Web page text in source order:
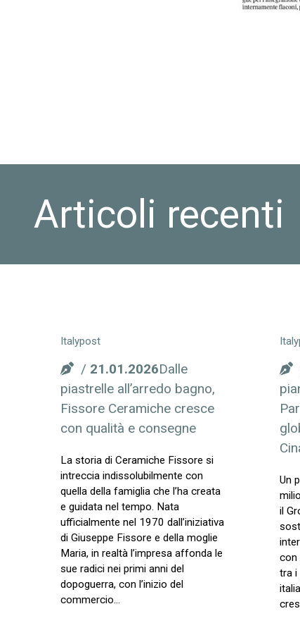
Articoli recenti
Italypost
21.01.2026Dalle
piastrelle all’arredo bagno,
Fissore Ceramiche cresce
con qualità e consegne
La storia di Ceramiche Fissore si
intreccia indissolubilmente con
quella della famiglia che l’ha creata
e guidata nel tempo. Nata
ufficialmente nel 1970 dall’iniziativa
di Giuseppe Fissore e della moglie
Maria, in realtà l’impresa affonda le
sue radici nei primi anni del
dopoguerra, con l’inizio del
commercio…
Un
il
con
tra i